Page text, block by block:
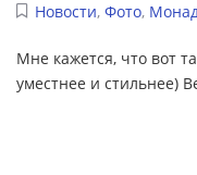
Новости, Фото,
Мне кажется, что вот
уместнее и стильнее)